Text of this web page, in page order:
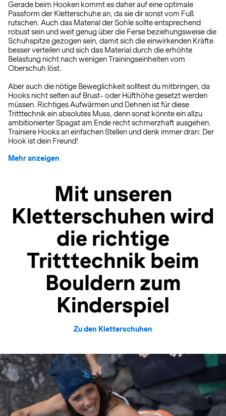
Gerade beim Hooken kommt es daher auf eine optimale
Passform der Kletterschuhe an, da sie dir sonst vom Fuß
rutschen. Auch das Material der Sohle sollte entsprechend
robust sein und weit genug über die Ferse beziehungsweise die
Schuhspitze gezogen sein, damit sich die einwirkenden Kräfte
besser verteilen und sich das Material durch die erhöhte
Belastung nicht nach wenigen Trainingseinheiten vom
Oberschuh löst.
Aber auch die nötige Beweglichkeit solltest du mitbringen, da
Hooks nicht selten auf Brust- oder Hüfthöhe gesetzt werden
müssen. Richtiges Aufwärmen und Dehnen ist für diese
Tritttechnik ein absolutes Muss, denn sonst könnte ein allzu
ambitionierter Spagat am Ende recht schmerzhaft ausgehen.
Trainiere Hooks an einfachen Stellen und denk immer dran: Der
Hook ist dein Freund!
Mehr anzeigen
Mit unseren
Kletterschuhen wird
die richtige
Tritttechnik beim
Bouldern zum
Kinderspiel
Zu den Kletterschuhen